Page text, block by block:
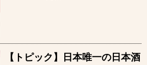
【トピック】日本唯一の日本酒